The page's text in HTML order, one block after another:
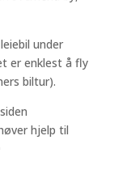
under
er enklest å fly
biltur).
hjelp til